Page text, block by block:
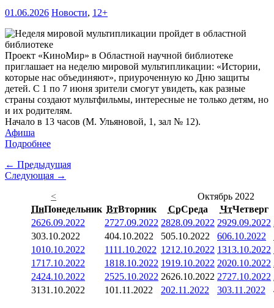
01.06.2026 Новости, 12+
Проект «КиноМир» в Областной научной библиотеке
приглашает на неделю мировой мультипликации: «Истории,
которые нас объединяют», приуроченную ко Дню защиты
детей. С 1 по 7 июня зрители смогут увидеть, как разные
страны создают мультфильмы, интересные не только детям, но
и их родителям.
Начало в 13 часов (М. Ульяновой, 1, зал № 12).
Афиша
Подробнее
← Предыдущая
Следующая →
<
Октябрь 2022
ПнПонедельник ВтВторник СрСреда ЧтЧетверг
2626.09.2022 2727.09.2022 2828.09.2022 2929.09.2022
303.10.2022 404.10.2022 505.10.2022 606.10.2022
1010.10.2022 1111.10.2022 1212.10.2022 1313.10.2022
1717.10.2022 1818.10.2022 1919.10.2022 2020.10.2022
2424.10.2022 2525.10.2022 2626.10.2022 2727.10.2022
3131.10.2022 101.11.2022 202.11.2022 303.11.2022